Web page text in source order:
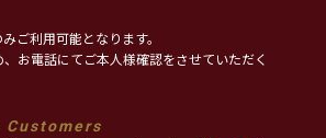
ご利用可能となります。
お電話にてご本人様確認をさせていただく
Customers